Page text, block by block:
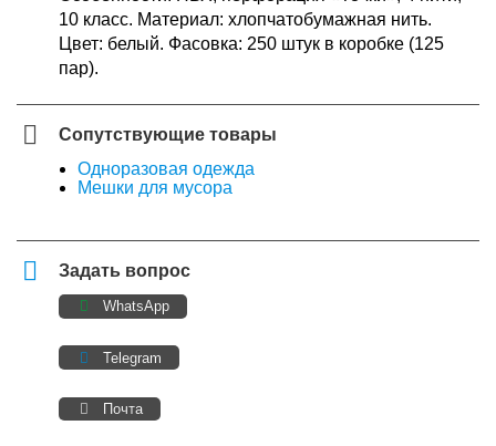
10 класс. Материал: хлопчатобумажная нить.
Цвет: белый. Фасовка: 250 штук в коробке (125
пар).
Сопутствующие товары
Одноразовая одежда
Мешки для мусора
Задать вопрос
WhatsApp
Telegram
Почта